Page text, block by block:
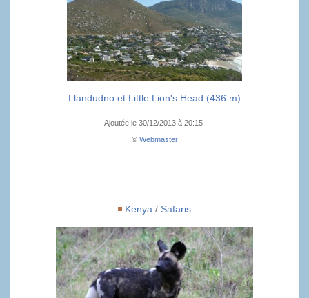
Llandudno et Little Lion's Head (436 m)
Ajoutée le 30/12/2013 à 20:15
© Webmaster
Kenya / Safaris